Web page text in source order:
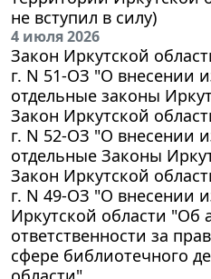
не вступил в силу)
4 июля 2026
Закон Иркутской
г. N 51-ОЗ "О внесении
отдельные законы
Закон Иркутской
г. N 52-ОЗ "О внесении
отдельные Законы
Закон Иркутской
г. N 49-ОЗ "О внесении
Иркутской области "Об
ответственности за
сфере библиотечного